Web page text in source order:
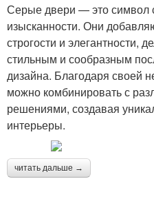
Серые двери — это символ
изысканности. Они
строгости и элегантности,
стильным и сообразным
дизайна. Благодаря своей
можно комбинировать с
решениями, создавая
интерьеры.
читать дальше →